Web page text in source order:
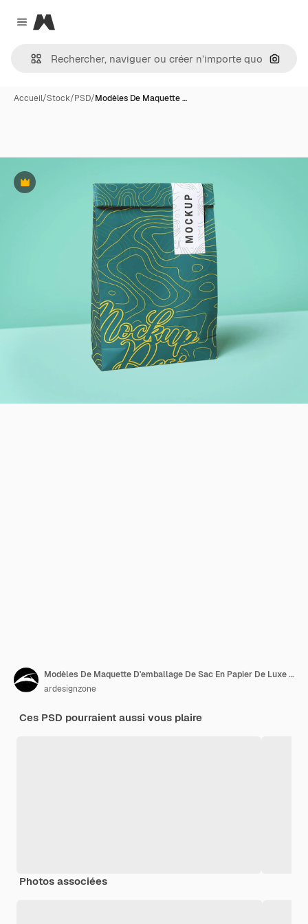
Close menu
Magnific
Accueil/Stock/PSD/Modèles De Maquette …
Premium
Modèles De Maquette D'emballage De Sac En Papier De Luxe PSD Premium
ardesignzone
Ces PSD pourraient aussi vous plaire
Photos associées